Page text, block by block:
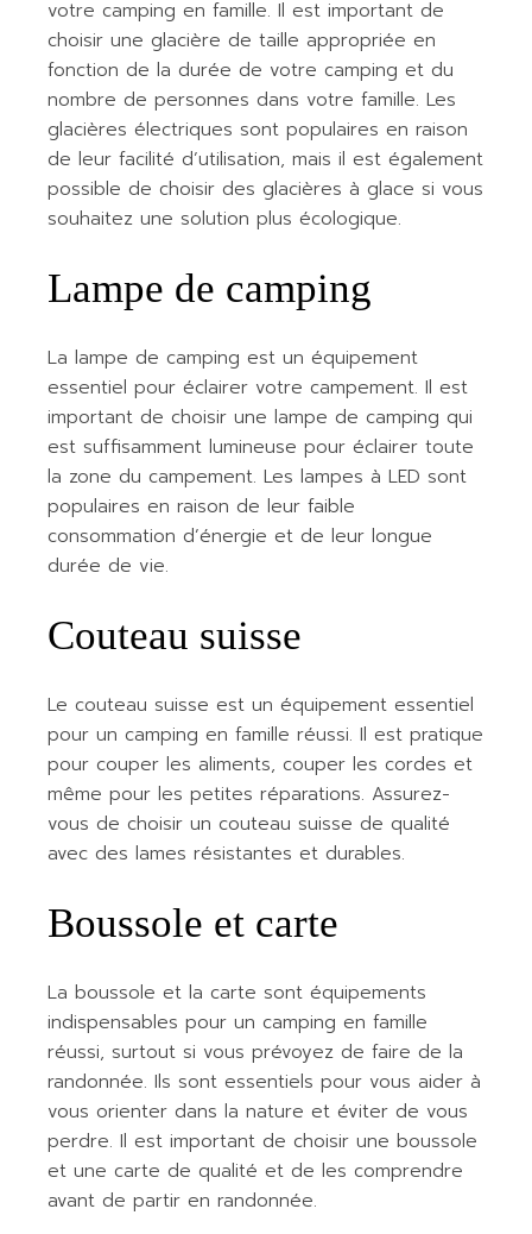
votre camping en famille. Il est important de
choisir une glacière de taille appropriée en
fonction de la durée de votre camping et du
nombre de personnes dans votre famille. Les
glacières électriques sont populaires en raison
de leur facilité d’utilisation, mais il est également
possible de choisir des glacières à glace si vous
souhaitez une solution plus écologique.
Lampe de camping
La lampe de camping est un équipement
essentiel pour éclairer votre campement. Il est
important de choisir une lampe de camping qui
est suffisamment lumineuse pour éclairer toute
la zone du campement. Les lampes à LED sont
populaires en raison de leur faible
consommation d’énergie et de leur longue
durée de vie.
Couteau suisse
Le couteau suisse est un équipement essentiel
pour un camping en famille réussi. Il est pratique
pour couper les aliments, couper les cordes et
même pour les petites réparations. Assurez-
vous de choisir un couteau suisse de qualité
avec des lames résistantes et durables.
Boussole et carte
La boussole et la carte sont équipements
indispensables pour un camping en famille
réussi, surtout si vous prévoyez de faire de la
randonnée. Ils sont essentiels pour vous aider à
vous orienter dans la nature et éviter de vous
perdre. Il est important de choisir une boussole
et une carte de qualité et de les comprendre
avant de partir en randonnée.